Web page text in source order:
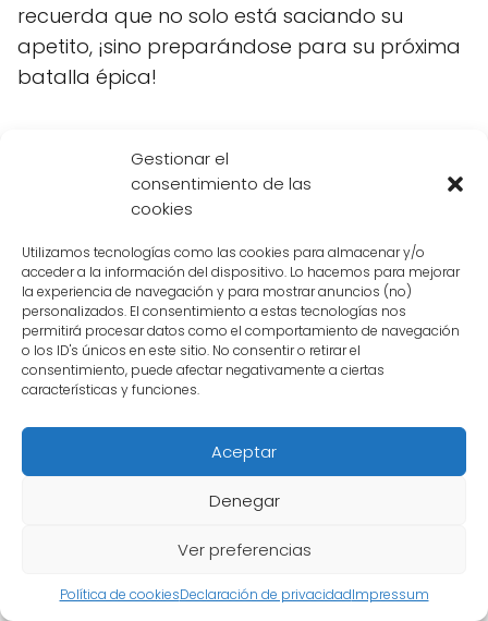
Gestionar el
consentimiento de las
cookies
Utilizamos tecnologías como las cookies para almacenar y/o
acceder a la información del dispositivo. Lo hacemos para mejorar
la experiencia de navegación y para mostrar anuncios (no)
personalizados. El consentimiento a estas tecnologías nos
permitirá procesar datos como el comportamiento de navegación
o los ID's únicos en este sitio. No consentir o retirar el
consentimiento, puede afectar negativamente a ciertas
características y funciones.
Aceptar
Denegar
Ver preferencias
Política de cookiesDeclaración de privacidadImpressum
recuerda que no solo está saciando su
apetito, ¡sino preparándose para su próxima
batalla épica!
Existen platos especiales
que Goku siempre elige
cuando come fuera de casa
Goku, el icónico personaje de Dragon Ball, es
conocido por su amor por la comida. A lo
largo de la serie, hemos visto cómo disfruta
de una amplia variedad de platos deliciosos.
favoritos indiscutibles.
A continuación, te presentamos los platos
Goku es un gran amante del
ramen. Este plato de fideos japoneses en